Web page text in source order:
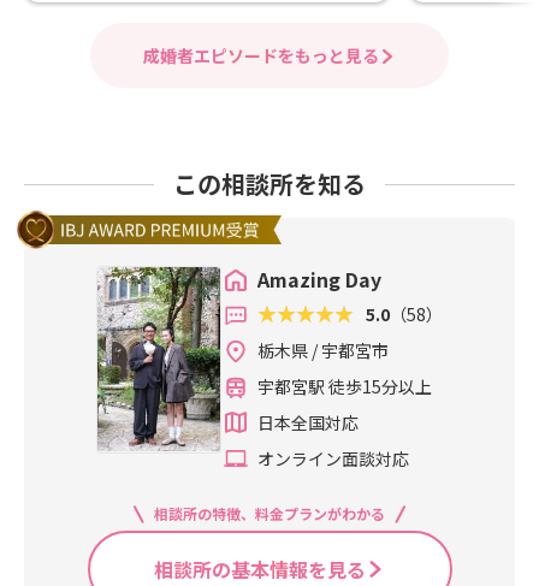
成婚者エピソードをもっと見る
この相談所を知る
Amazing Day
5.0 （58）
栃木県 / 宇都宮市
宇都宮駅 徒歩15分以上
日本全国対応
オンライン面談対応
相談所の特徴、料金プランがわかる
相談所の基本情報を見る